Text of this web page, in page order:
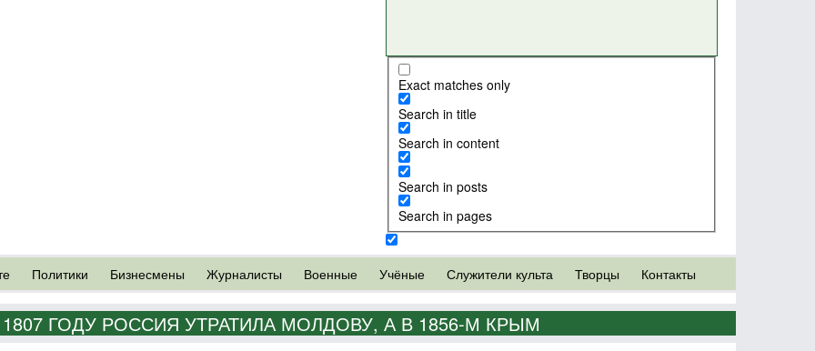
Exact matches only
Search in title
Search in content
Search in posts
Search in pages
Политики Бизнесмены Журналисты Военные Учёные Служители культа Творцы Контакты
ГОДУ РОССИЯ УТРАТИЛА МОЛДОВУ, А В 1856-М КРЫМ